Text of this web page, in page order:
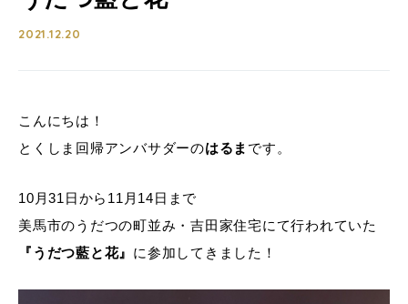
2021.12.20
こんにちは！
とくしま回帰アンバサダーのはるま です。
10月31日から11月14日まで
美馬市のうだつの町並み・吉田家住宅にて行われていた
『うだつ藍と花』 に参加してきました！